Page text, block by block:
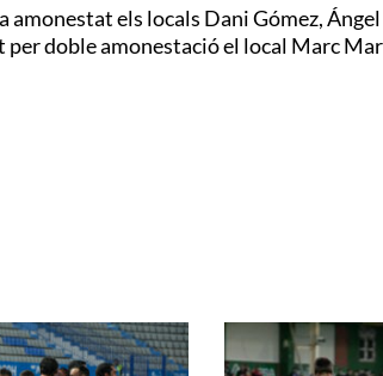
amonestat els locals Dani Gómez,
per doble amonestació el local Marc